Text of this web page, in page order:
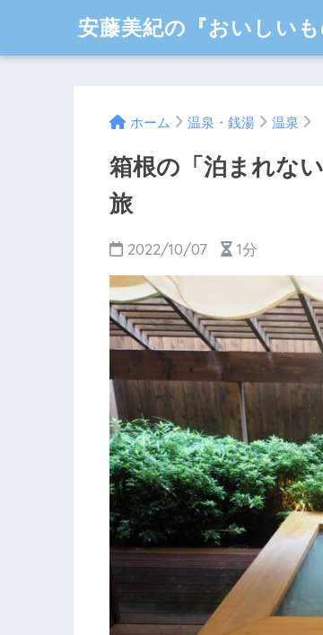
安藤美紀の『おいしいも
ホーム 温泉・銭湯 温泉
箱根の「泊まれな
旅
2022/10/07 1分